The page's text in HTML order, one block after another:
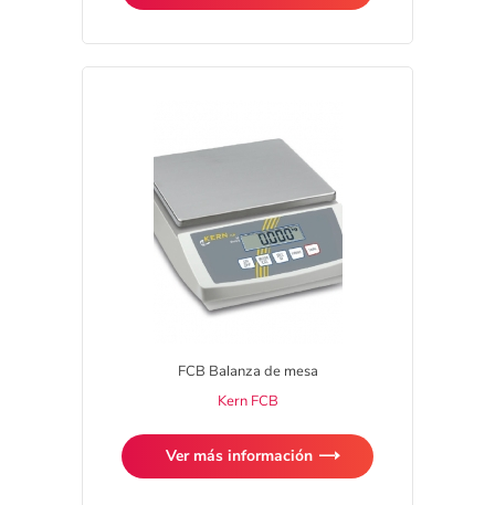
FCB Balanza de mesa
Kern FCB
Ver más información